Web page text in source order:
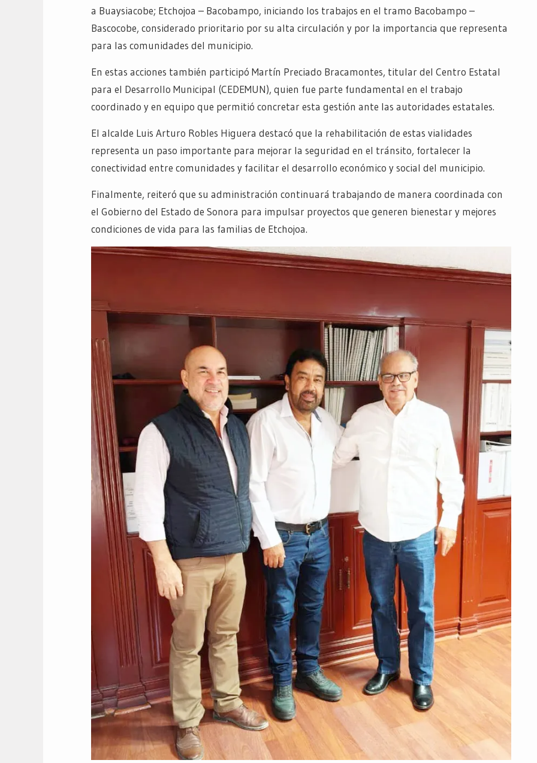
a Buaysiacobe; Etchojoa – Bacobampo, iniciando los trabajos en el tramo Bacobampo –
Bascocobe, considerado prioritario por su alta circulación y por la importancia que representa
para las comunidades del municipio.
En estas acciones también participó Martín Preciado Bracamontes, titular del Centro Estatal
para el Desarrollo Municipal (CEDEMUN), quien fue parte fundamental en el trabajo
coordinado y en equipo que permitió concretar esta gestión ante las autoridades estatales.
El alcalde Luis Arturo Robles Higuera destacó que la rehabilitación de estas vialidades
representa un paso importante para mejorar la seguridad en el tránsito, fortalecer la
conectividad entre comunidades y facilitar el desarrollo económico y social del municipio.
Finalmente, reiteró que su administración continuará trabajando de manera coordinada con
el Gobierno del Estado de Sonora para impulsar proyectos que generen bienestar y mejores
condiciones de vida para las familias de Etchojoa.